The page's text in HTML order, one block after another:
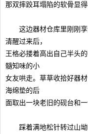
那双摔跤耳塌陷的软骨显得
这边器材仓库里刚刚享
清醒过来后，
王格必搂着高出自己半头
髓知味的小
女友哄走。草草收拾好器
海绵垫的后
面取出一块老旧的砚台和
踩着满地松针转过山坳